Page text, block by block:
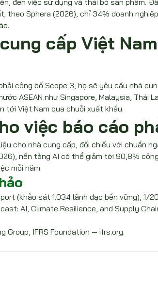
đến việc sử dụng và thải bỏ sản phẩm.
theo Sphera (2026), chỉ 34% doanh
cấp Việt
công bố Scope 3, họ sẽ yêu cầu nhà
ASEAN như Singapore, Malaysia, Thái
tới Việt Nam qua chuỗi xuất khẩu.
việc báo cáo
cho nhà cung cấp, đối chiếu với chuẩn
nền tảng AI có thể giảm tới 90,8%
mỗi năm.
(khảo sát 1.034 lãnh đạo bền vững), 1/
AI, Climate Resilience, and Supply
Group, IFRS Foundation — ifrs.org.